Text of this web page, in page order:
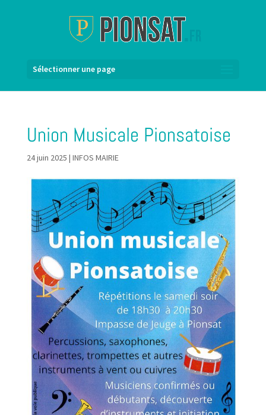
Sélectionner une page
Union Musicale Pionsatoise
24 juin 2025 | INFOS MAIRIE